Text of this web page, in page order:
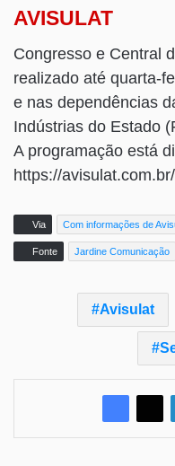
AVISULAT
Congresso e Central
realizado até quarta-
e nas dependências
Indústrias do Estado
A programação está
https://
Via Com informações de
Fonte Jardine Comunicação
Avisulat